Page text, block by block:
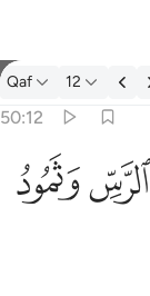
Tefsir: Qaf 50:12
Qaf 12
50:12
الرس وثمود ١٢
ٱلرَّسِّ وَثَمُودُ ١٢
ﲰﲱ